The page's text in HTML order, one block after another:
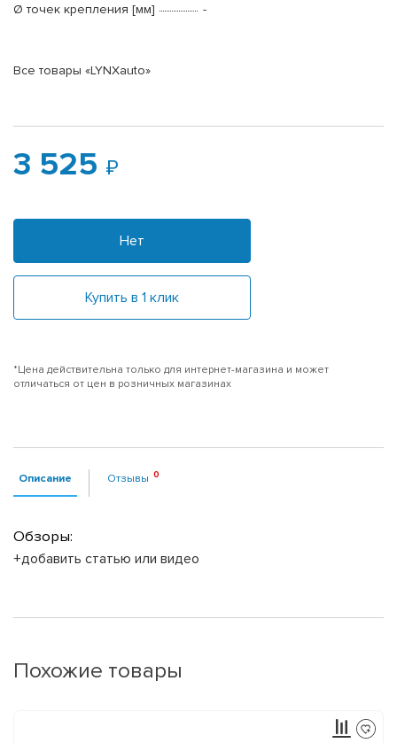
Ø точек крепления [мм]
-
Все товары «LYNXauto»
3 525
Нет
Купить в 1 клик
*Цена действительна только для интернет-магазина и может
отличаться от цен в розничных магазинах
Описание Отзывы
Обзоры:
+добавить статью или видео
Похожие товары